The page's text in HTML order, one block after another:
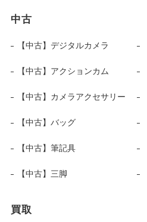
中古
【中古】デジタルカメラ
【中古】アクションカム
【中古】カメラアクセサリー
【中古】バッグ
【中古】筆記具
【中古】三脚
買取